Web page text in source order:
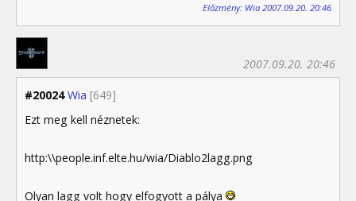
Előzmény: Wia 2007.09.20. 20:46
#20024 Wia [649]
2007.09.20. 20:46
Ezt meg kell néznetek:
http:\\people.inf.elte.hu/wia/Diablo2lagg.png
Olyan lagg volt hogy elfogyott a pálya